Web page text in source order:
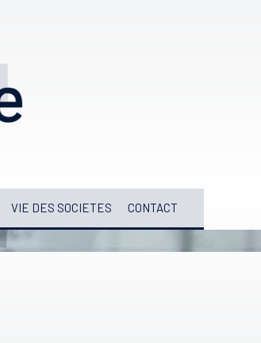
VIE DES SOCIETES CONTACT